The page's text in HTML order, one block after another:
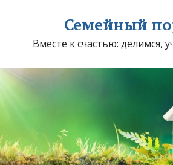
Семейный
Вместе к счастью: делимся,